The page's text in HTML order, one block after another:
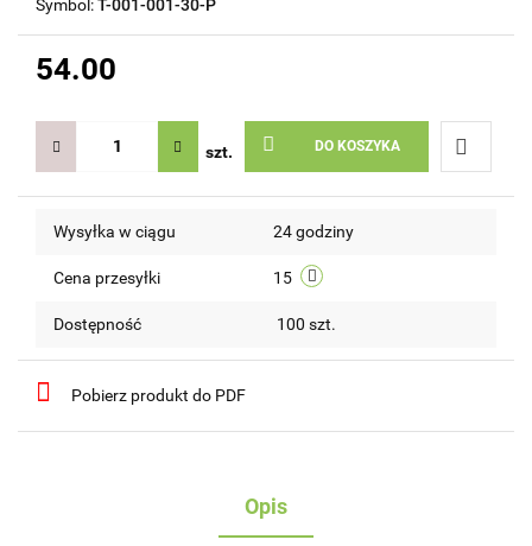
Symbol:T-001-001-30-P
54.00
szt. DO KOSZYKA
Do
Wysyłka w ciągu 24 godziny
Cena przesyłki 15
Dostępność 100 szt.
Pobierz produkt do PDF
Opis